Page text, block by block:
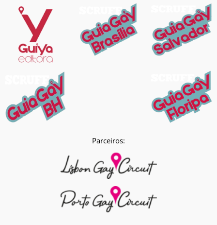
Parceiros: